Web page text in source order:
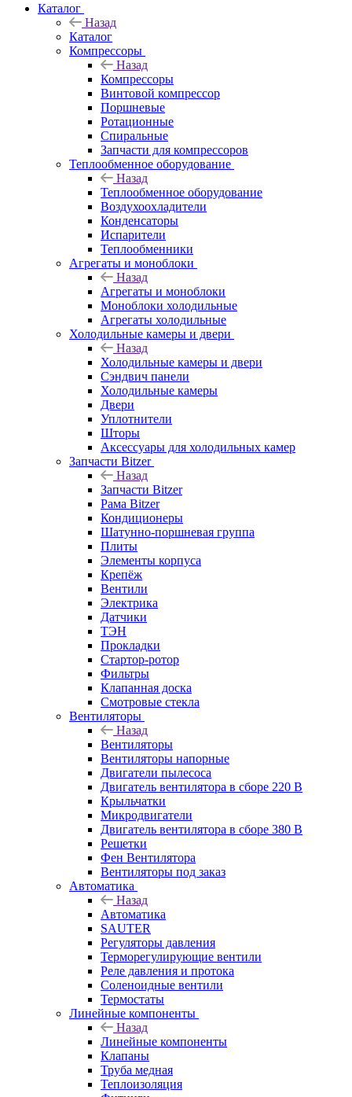
Каталог
Назад
Каталог
Компрессоры
Назад
Компрессоры
Винтовой компрессор
Поршневые
Ротационные
Спиральные
Запчасти для компрессоров
Теплообменное оборудование
Назад
Теплообменное оборудование
Воздухоохладители
Конденсаторы
Испарители
Теплообменники
Агрегаты и моноблоки
Назад
Агрегаты и моноблоки
Моноблоки холодильные
Агрегаты холодильные
Холодильные камеры и двери
Назад
Холодильные камеры и двери
Сэндвич панели
Холодильные камеры
Двери
Уплотнители
Шторы
Аксессуары для холодильных камер
Запчасти Bitzer
Назад
Запчасти Bitzer
Рама Bitzer
Кондиционеры
Шатунно-поршневая группа
Плиты
Элементы корпуса
Крепёж
Вентили
Электрика
Датчики
ТЭН
Прокладки
Стартор-ротор
Фильтры
Клапанная доска
Смотровые стекла
Вентиляторы
Назад
Вентиляторы
Вентиляторы напорные
Двигатели пылесоса
Двигатель вентилятора в сборе 220 В
Крыльчатки
Микродвигатели
Двигатель вентилятора в сборе 380 В
Решетки
Фен Вентилятора
Вентиляторы под заказ
Автоматика
Назад
Автоматика
SAUTER
Регуляторы давления
Терморегулирующие вентили
Реле давления и протока
Соленоидные вентили
Термостаты
Линейные компоненты
Назад
Линейные компоненты
Клапаны
Труба медная
Теплоизоляция